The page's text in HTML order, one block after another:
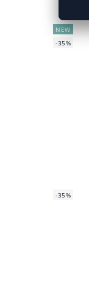
NEW
-35%
-35%